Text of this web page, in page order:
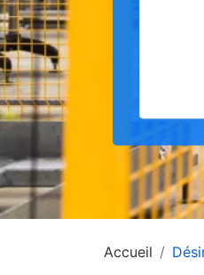
Accueil